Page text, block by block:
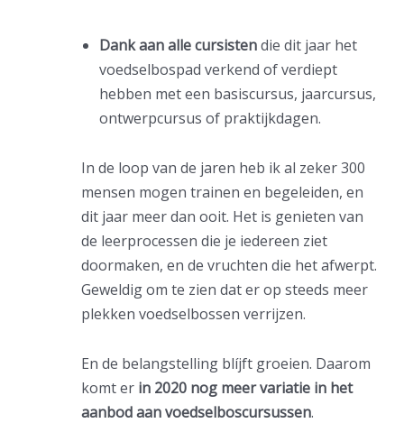
Dank aan alle cursistendie dit jaar het
voedselbospad verkend of verdiept
hebben met een basiscursus, jaarcursus,
ontwerpcursus of praktijkdagen.
In de loop van de jaren heb ik al zeker 300
mensen mogen trainen en begeleiden, en
dit jaar meer dan ooit. Het is genieten van
de leerprocessen die je iedereen ziet
doormaken, en de vruchten die het afwerpt.
Geweldig om te zien dat er op steeds meer
plekken voedselbossen verrijzen.
En de belangstelling blíjft groeien. Daarom
komt er in 2020 nog meer variatie in het
aanbod aan voedselboscursussen.